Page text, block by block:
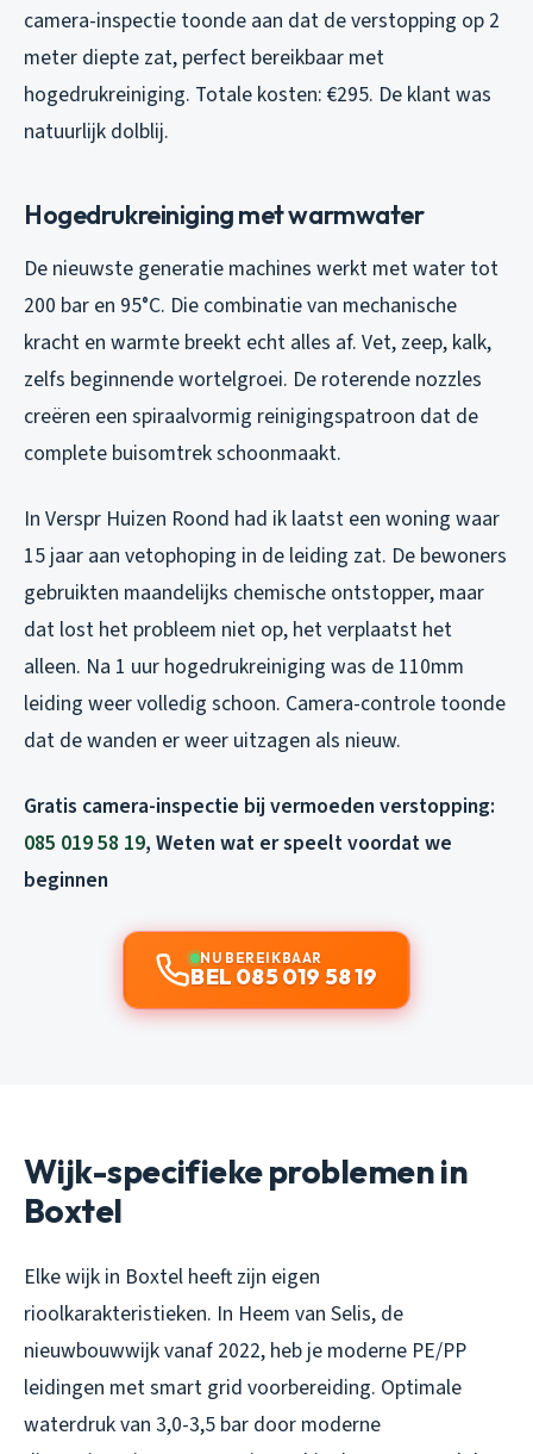
camera-inspectie toonde aan dat de verstopping op 2
meter diepte zat, perfect bereikbaar met
hogedrukreiniging. Totale kosten: €295. De klant was
natuurlijk dolblij.
Hogedrukreiniging met warmwater
De nieuwste generatie machines werkt met water tot
200 bar en 95°C. Die combinatie van mechanische
kracht en warmte breekt echt alles af. Vet, zeep, kalk,
zelfs beginnende wortelgroei. De roterende nozzles
creëren een spiraalvormig reinigingspatroon dat de
complete buisomtrek schoonmaakt.
In Verspr Huizen Roond had ik laatst een woning waar
15 jaar aan vetophoping in de leiding zat. De bewoners
gebruikten maandelijks chemische ontstopper, maar
dat lost het probleem niet op, het verplaatst het
alleen. Na 1 uur hogedrukreiniging was de 110mm
leiding weer volledig schoon. Camera-controle toonde
dat de wanden er weer uitzagen als nieuw.
Gratis camera-inspectie bij vermoeden verstopping:
085 019 58 19, Weten wat er speelt voordat we
beginnen
NU BEREIKBAAR
BEL 085 019 58 19
Wijk-specifieke problemen in
Boxtel
Elke wijk in Boxtel heeft zijn eigen
rioolkarakteristieken. In Heem van Selis, de
nieuwbouwwijk vanaf 2022, heb je moderne PE/PP
leidingen met smart grid voorbereiding. Optimale
waterdruk van 3,0-3,5 bar door moderne